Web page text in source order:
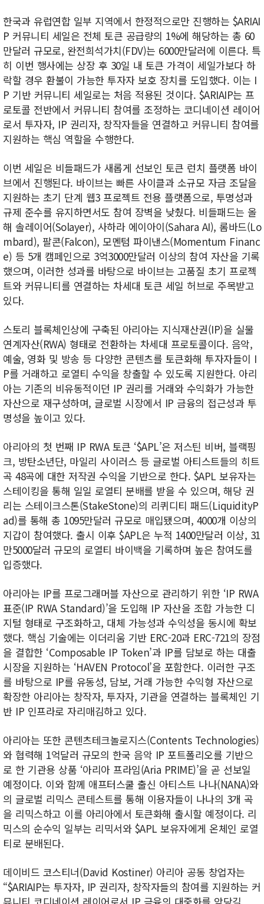
한국과 유럽연합 일부 지역에서 한정적으로만 진행하는 $ARIAI
P 커뮤니티 세일은 전체 토큰 공급량의 1%에 해당하는 총 60
만달러 규모로, 완전희석가치(FDV)는 6000만달러에 이른다. 특
히 이번 행사에는 상장 후 30일 내 토큰 가격이 세일가보다 하
락할 경우 환불이 가능한 투자자 보호 장치를 도입했다. 이는 I
P 기반 커뮤니티 세일로는 처음 적용된 것이다. $ARIAIP는 프
로토콜 전반에서 커뮤니티 참여를 조정하는 코디네이션 레이어
로서 투자자, IP 권리자, 창작자들을 연결하고 커뮤니티 참여를
지원하는 핵심 역할을 수행한다.
이번 세일은 비들패드가 새롭게 선보인 토큰 런치 플랫폼 바이
브에서 진행된다. 바이브는 빠른 사이클과 소규모 자금 조달을
지원하는 초기 단계 웹3 프로젝트 전용 플랫폼으로, 투명성과
규제 준수를 유지하면서도 참여 장벽을 낮췄다. 비들패드는 올
해 솔레이어(Solayer), 사하라 에이아이(Sahara AI), 롬바드(Lo
mbard), 팔콘(Falcon), 모멘텀 파이낸스(Momentum Financ
e) 등 5개 캠페인으로 3억3000만달러 이상의 참여 자산을 기록
했으며, 이러한 성과를 바탕으로 바이브는 고품질 초기 프로젝
트와 커뮤니티를 연결하는 차세대 토큰 세일 허브로 주목받고
있다.
스토리 블록체인상에 구축된 아리아는 지식재산권(IP)을 실물
연계자산(RWA) 형태로 전환하는 차세대 프로토콜이다. 음악,
예술, 영화 및 방송 등 다양한 콘텐츠를 토큰화해 투자자들이 I
P를 거래하고 로열티 수익을 창출할 수 있도록 지원한다. 아리
아는 기존의 비유동적이던 IP 권리를 거래와 수익화가 가능한
자산으로 재구성하며, 글로벌 시장에서 IP 금융의 접근성과 투
명성을 높이고 있다.
아리아의 첫 번째 IP RWA 토큰 ‘$APL’은 저스틴 비버, 블랙핑
크, 방탄소년단, 마일리 사이러스 등 글로벌 아티스트들의 히트
곡 48곡에 대한 저작권 수익을 기반으로 한다. $APL 보유자는
스테이킹을 통해 일일 로열티 분배를 받을 수 있으며, 해당 권
리는 스테이크스톤(StakeStone)의 리퀴디티 패드(LiquidityP
ad)를 통해 총 1095만달러 규모로 매입됐으며, 4000개 이상의
지갑이 참여했다. 출시 이후 $APL은 누적 1400만달러 이상, 31
만5000달러 규모의 로열티 바이백을 기록하며 높은 참여도를
입증했다.
아리아는 IP를 프로그래머블 자산으로 관리하기 위한 ‘IP RWA
표준(IP RWA Standard)’을 도입해 IP 자산을 조합 가능한 디
지털 형태로 구조화하고, 대체 가능성과 수익성을 동시에 확보
했다. 핵심 기술에는 이더리움 기반 ERC-20과 ERC-721의 장점
을 결합한 ‘Composable IP Token’과 IP를 담보로 하는 대출
시장을 지원하는 ‘HAVEN Protocol’을 포함한다. 이러한 구조
를 바탕으로 IP를 유동성, 담보, 거래 가능한 수익형 자산으로
확장한 아리아는 창작자, 투자자, 기관을 연결하는 블록체인 기
반 IP 인프라로 자리매김하고 있다.
아리아는 또한 콘텐츠테크놀로지스(Contents Technologies)
와 협력해 1억달러 규모의 한국 음악 IP 포트폴리오를 기반으
로 한 기관용 상품 ‘아리아 프라임(Aria PRIME)’을 곧 선보일
예정이다. 이와 함께 애프터스쿨 출신 아티스트 나나(NANA)와
의 글로벌 리믹스 콘테스트를 통해 이용자들이 나나의 3개 곡
을 리믹스하고 이를 아리아에서 토큰화해 출시할 예정이다. 리
믹스의 순수익 일부는 리믹서와 $APL 보유자에게 온체인 로열
티로 분배된다.
데이비드 코스티너(David Kostiner) 아리아 공동 창업자는
“$ARIAIP는 투자자, IP 권리자, 창작자들의 참여를 지원하는 커